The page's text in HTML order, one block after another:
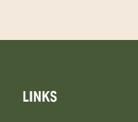
LINKS